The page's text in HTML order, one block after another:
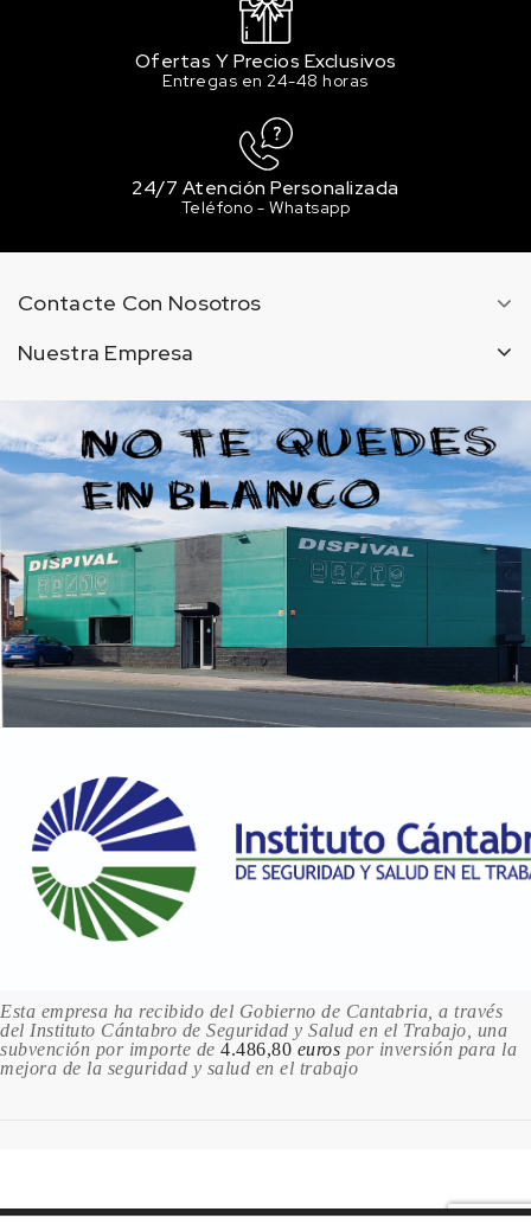
Ofertas Y Precios Exclusivos
Entregas en 24-48 horas
24/7 Atención Personalizada
Teléfono - Whatsapp
Contacte Con Nosotros
Nuestra Empresa
Esta empresa ha recibido del Gobierno de Cantabria, a través
del Instituto Cántabro de Seguridad y Salud en el Trabajo, una
subvención por importe de 4.486,80 euros por inversión para la
mejora de la seguridad y salud en el trabajo